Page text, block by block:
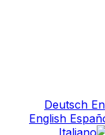
English